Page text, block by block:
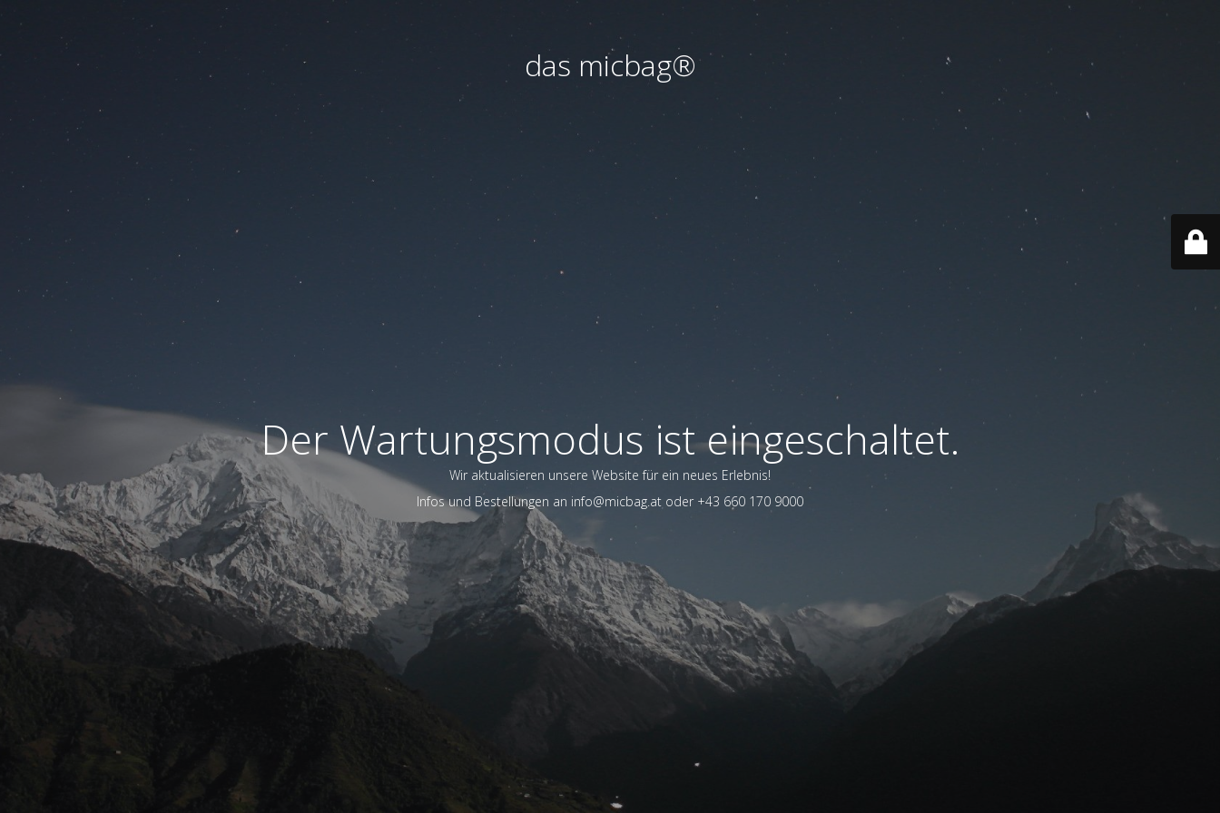
das micbag®
Der Wartungsmodus ist eingeschaltet.
Wir aktualisieren unsere Website für ein neues Erlebnis!
Infos und Bestellungen an info@micbag.at oder +43 660 170 9000